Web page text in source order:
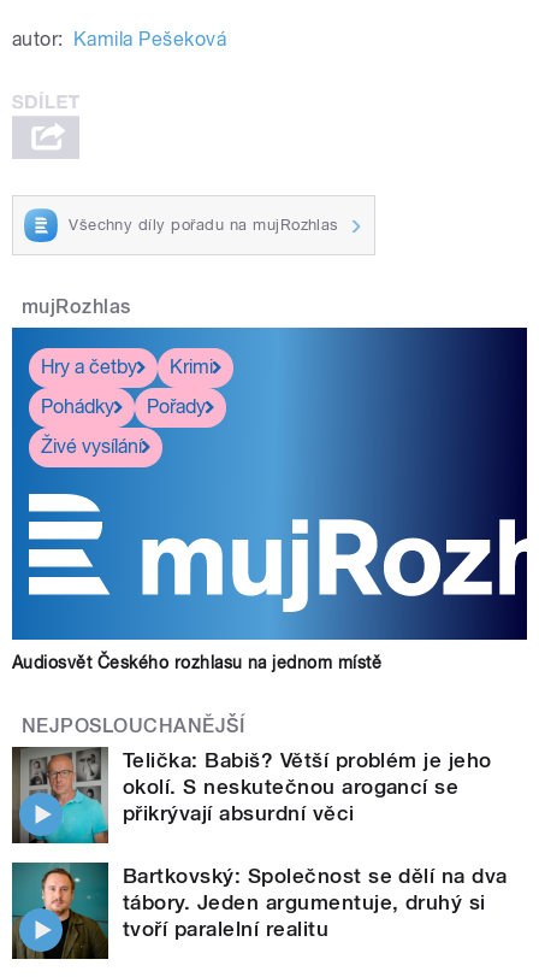
autor: Kamila Pešeková
Všechny díly pořadu na mujRozhlas
mujRozhlas
Hry a četby
Krimi
Pohádky
Pořady
Živé vysílání
Audiosvět Českého rozhlasu na jednom místě
NEJPOSLOUCHANĚJŠÍ
Telička: Babiš? Větší problém je jeho
okolí. S neskutečnou arogancí se
přikrývají absurdní věci
Bartkovský: Společnost se dělí na dva
tábory. Jeden argumentuje, druhý si
tvoří paralelní realitu